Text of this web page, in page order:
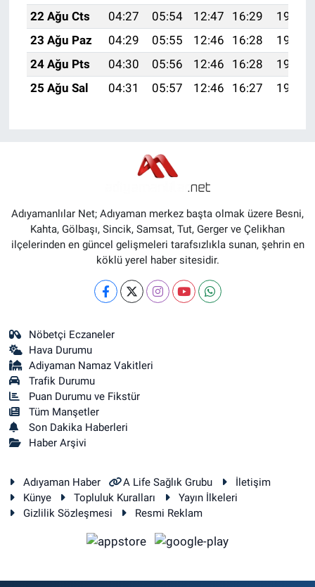
22 Ağu Cts
04:27 05:54 12:47 16:29
19:29
23 Ağu Paz
04:29 05:55 12:46 16:28
19:28
24 Ağu Pts
04:30 05:56 12:46 16:28
19:27
25 Ağu Sal
04:31 05:57 12:46 16:27 19:25
Adıyamanlılar Net; Adıyaman merkez başta olmak üzere Besni,
Kahta, Gölbaşı, Sincik, Samsat, Tut, Gerger ve Çelikhan
ilçelerinden en güncel gelişmeleri tarafsızlıkla sunan, şehrin en
köklü yerel haber sitesidir.
Nöbetçi Eczaneler
Hava Durumu
Adiyaman Namaz Vakitleri
Trafik Durumu
Puan Durumu ve Fikstür
Tüm Manşetler
Son Dakika Haberleri
Haber Arşivi
Adıyaman Haber A Life Sağlık Grubu
İletişim
Künye
Topluluk Kuralları
Yayın İlkeleri
Gizlilik Sözleşmesi
Resmi Reklam